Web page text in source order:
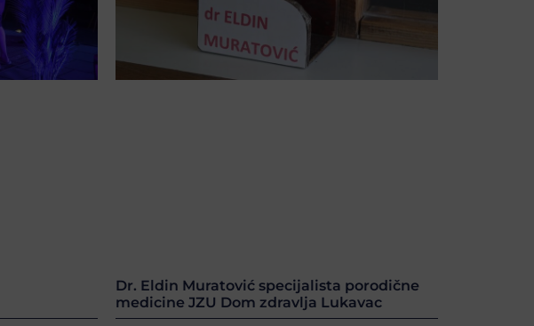
Dr. Eldin Muratović specijalista porodične
medicine JZU Dom zdravlja Lukavac